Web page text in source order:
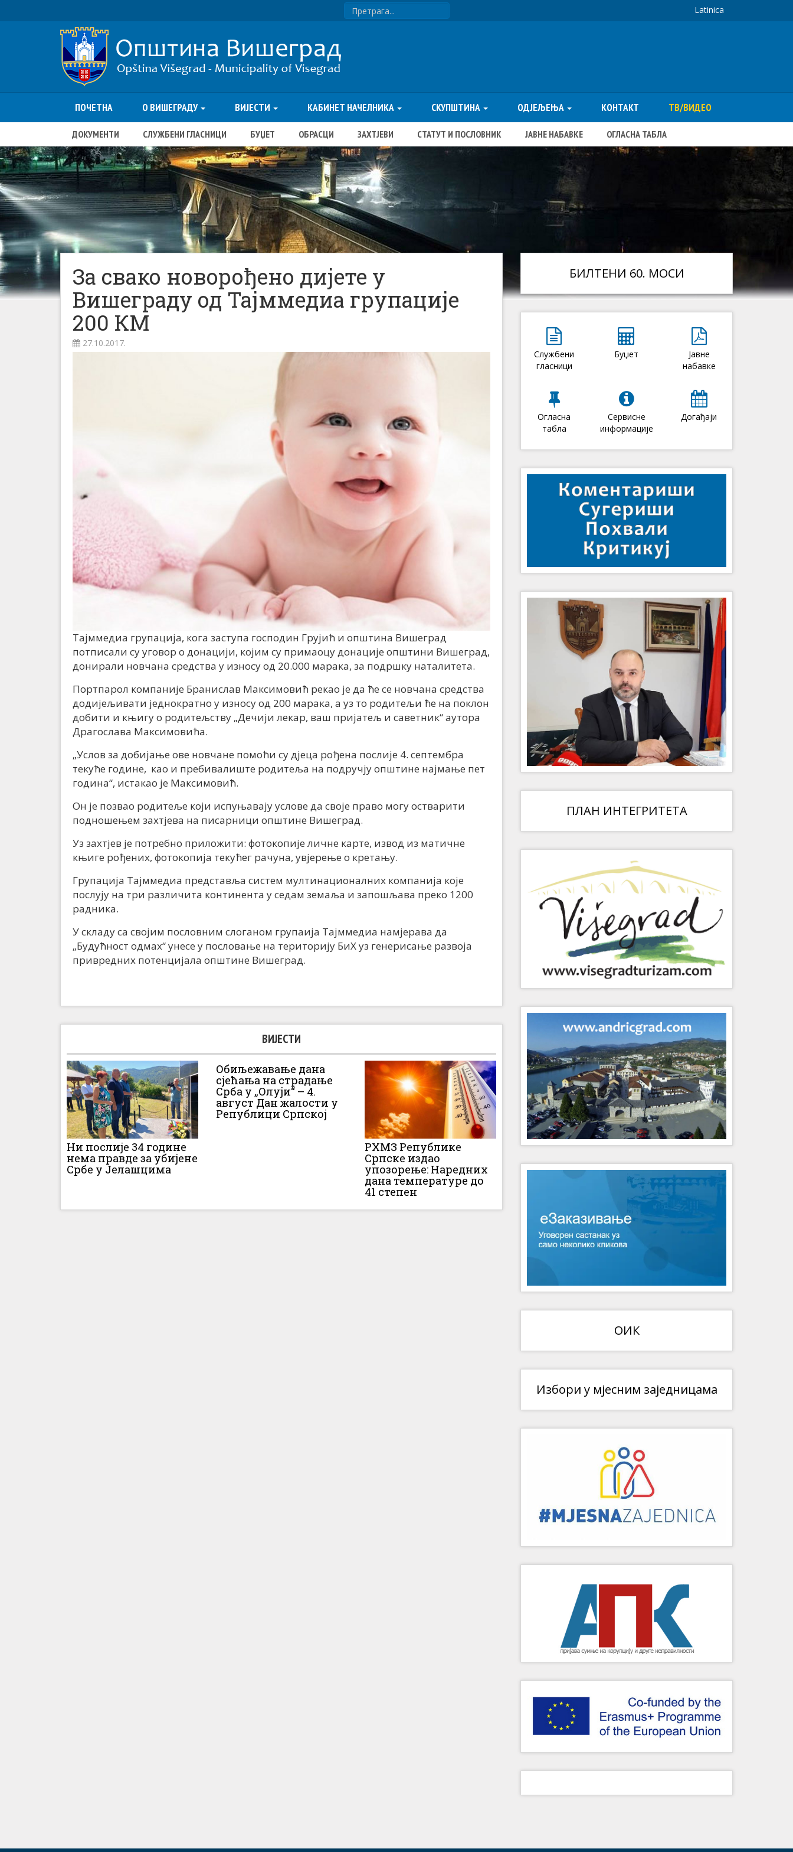
Latinica
ПОЧЕТНА О ВИШЕГРАДУ ВИЈЕСТИ КАБИНЕТ НАЧЕЛНИКА СКУПШТИНА ОДЈЕЉЕЊА КОНТАКТ ТВ/ВИДЕО
ДОКУМЕНТИ СЛУЖБЕНИ ГЛАСНИЦИ БУЏЕТ ОБРАСЦИ ЗАХТЈЕВИ СТАТУТ И ПОСЛОВНИК ЈАВНЕ НАБАВКЕ ОГЛАСНА ТАБЛА
За свако новорођено дијете у
Вишеграду од Тајммедиа групације
200 КМ
27.10.2017.
Тајммедиа групација, кога заступа господин Грујић и општина Вишеград
потписали су уговор о донацији, којим су примаоцу донације општини Вишеград,
донирали новчана средства у износу од 20.000 марака, за подршку наталитета.
Портпарол компаније Бранислав Максимовић рекао је да ће се новчана средства
додијељивати једнократно у износу од 200 марака, а уз то родитељи ће на поклон
добити и књигу о родитељству „Дечији лекар, ваш пријатељ и саветник“ аутора
Драгослава Максимовића.
„Услов за добијање ове новчане помоћи су дјеца рођена послије 4. септембра
текуће године, као и пребивалиште родитеља на подручју општине најмање пет
година“, истакао је Максимовић.
Он је позвао родитеље који испуњавају услове да своје право могу остварити
подношењем захтјева на писарници општине Вишеград.
Уз захтјев је потребно приложити: фотокопије личне карте, извод из матичне
књиге рођених, фотокопија текућег рачуна, увјерење о кретању.
Групација Тајммедиа представља систем мултинационалних компанија које
послују на три различита континента у седам земаља и запошљава преко 1200
радника.
У складу са својим пословним слоганом групаија Тајммедиа намјерава да
„Будућност одмах“ унесе у пословање на територију БиХ уз генерисање развоја
привредних потенцијала општине Вишеград.
ВИЈЕСТИ
Ни послије 34 године
нема правде за убијене
Србе у Јелашцима
Обиљежавање дана
сјећања на страдање
Срба у „Олуји“ – 4.
август Дан жалости у
Републици Српској
РХМЗ Републике
Српске издао
упозорење: Наредних
дана температуре до
41 степен
БИЛТЕНИ 60. МОСИ
Службени
гласници
Буџет
Јавне
набавке
Огласна
табла
Сервисне
информације
Догађаји
ПЛАН ИНТЕГРИТЕТА
ОИК
Избори у мјесним заједницама